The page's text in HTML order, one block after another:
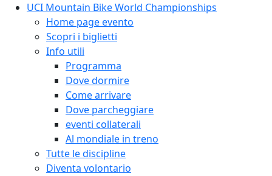
UCI Mountain Bike World Championships
Home page evento
Scopri i biglietti
Info utili
Programma
Dove dormire
Come arrivare
Dove parcheggiare
eventi collaterali
Al mondiale in treno
Tutte le discipline
Diventa volontario